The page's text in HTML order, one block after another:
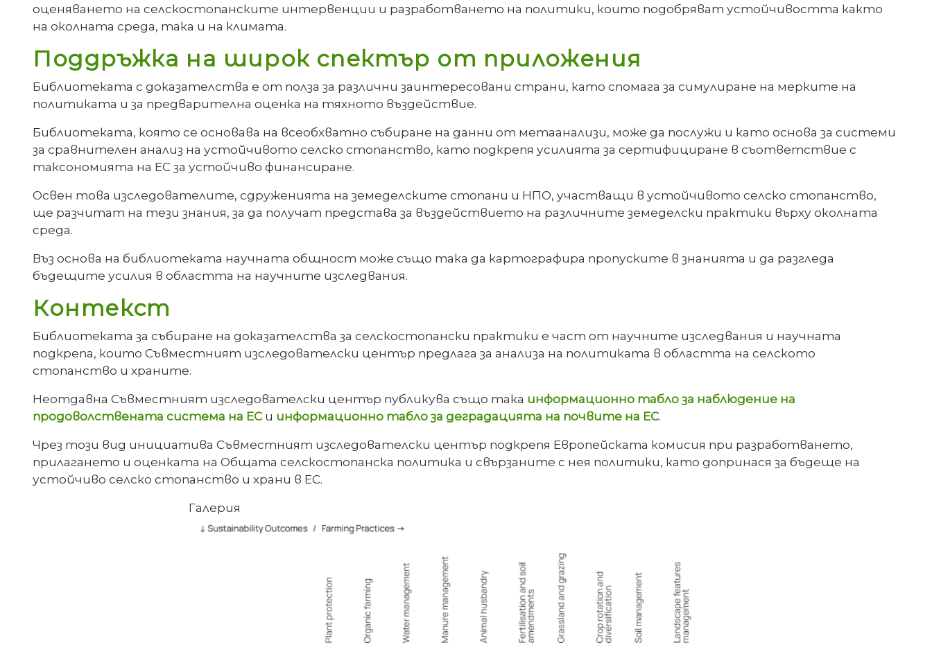
оценяването на селскостопанските интервенции и разработването на политики, които подобряват устойчивостта както
на околната среда, така и на климата.
Поддръжка на широк спектър от приложения
Библиотеката с доказателства е от полза за различни заинтересовани страни, като спомага за симулиране на мерките на
политиката и за предварителна оценка на тяхното въздействие.
Библиотеката, която се основава на всеобхватно събиране на данни от метаанализи, може да послужи и като основа за системи
за сравнителен анализ на устойчивото селско стопанство, като подкрепя усилията за сертифициране в съответствие с
таксономията на ЕС за устойчиво финансиране.
Освен това изследователите, сдруженията на земеделските стопани и НПО, участващи в устойчивото селско стопанство,
ще разчитат на тези знания, за да получат представа за въздействието на различните земеделски практики върху околната
среда.
Въз основа на библиотеката научната общност може също така да картографира пропуските в знанията и да разгледа
бъдещите усилия в областта на научните изследвания.
Контекст
Библиотеката за събиране на доказателства за селскостопански практики е част от научните изследвания и научната
подкрепа, които Съвместният изследователски център предлага за анализа на политиката в областта на селското
стопанство и храните.
Неотдавна Съвместният изследователски център публикува също така информационно табло за наблюдение на
продоволствената система на ЕС и информационно табло за деградацията на почвите на ЕС.
Чрез този вид инициатива Съвместният изследователски център подкрепя Европейската комисия при разработването,
прилагането и оценката на Общата селскостопанска политика и свързаните с нея политики, като допринася за бъдеще на
устойчиво селско стопанство и храни в ЕС.
Галерия